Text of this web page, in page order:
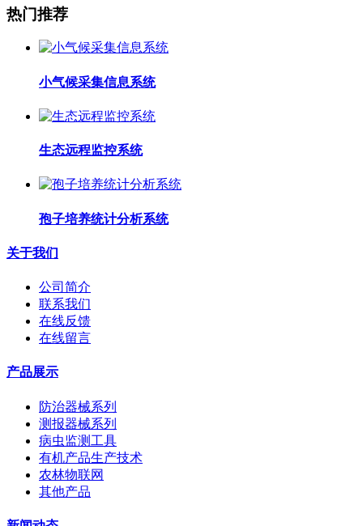
热门推荐
小气候采集信息系统
生态远程监控系统
孢子培养统计分析系统
关于我们
公司简介
联系我们
在线反馈
在线留言
产品展示
防治器械系列
测报器械系列
病虫监测工具
有机产品生产技术
农林物联网
其他产品